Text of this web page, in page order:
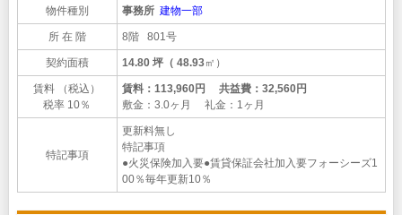
物件種別
事務所 建物一部
所 在 階 8階 801号
契約面積 14.80 坪（ 48.93㎡）
賃料 （税込）
税率 10％
賃料：113,960円 共益費：32,560円
敷金：3.0ヶ月 礼金：1ヶ月
特記事項
更新料無し
特記事項
●火災保険加入要●賃貸保証会社加入要フォーシーズ1
00％毎年更新10％